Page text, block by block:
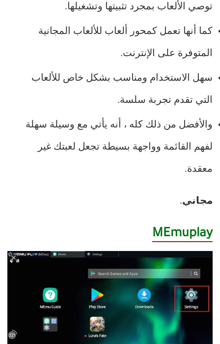
توصي الألعاب بمجرد تثبيتها وتشغيلها.
كما أنها تعمل كمحور ألعاب للألعاب المجانية
المتوفرة على الإنترنت.
سهل الاستخدام ومناسب بشكل خاص للألعاب
التي تقدم تجربة سلسة.
والأفضل من ذلك كله ، أنه يأتي مع وسيلة سهلة
لفهم القائمة وواجهة بسيطة تجعل لعبتك غير
معقدة.
مجاني.
MEmuplay